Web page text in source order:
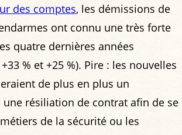
des comptes, les démissions de
ont connu une très forte
quatre dernières années
% et +25 %). Pire : les nouvelles
de plus en plus un
résiliation de contrat afin de se
de la sécurité ou les